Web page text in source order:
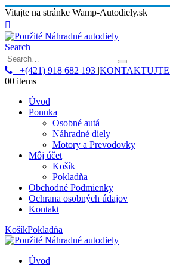
Vitajte na stránke Wamp-Autodiely.sk
Search
+(421) 918 682 193 |
00 items
Úvod
Ponuka
Osobné autá
Náhradné diely
Motory a Prevodovky
Môj účet
Košík
Pokladňa
Obchodné Podmienky
Ochrana osobných údajov
Kontakt
KošíkPokladňa
Úvod